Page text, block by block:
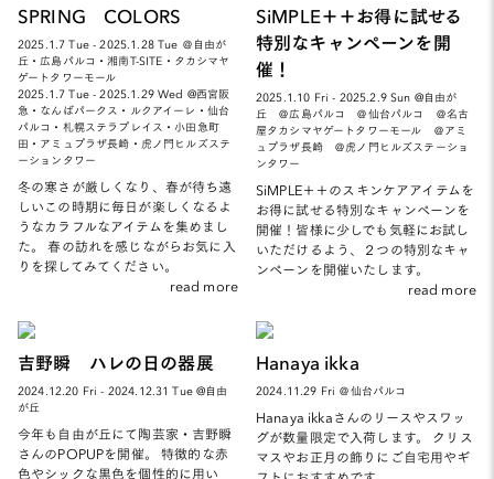
SPRING COLORS
2025.1.7 Tue - 2025.1.28 Tue ＠自由が
丘・広島パルコ・湘南T-SITE・タカシマヤ
ゲートタワーモール
2025.1.7 Tue - 2025.1.29 Wed @西宮阪
急・なんばパークス・ルクアイーレ・仙台
パルコ・札幌ステラプレイス・小田急町
田・アミュプラザ長崎・虎ノ門ヒルズステ
ーションタワー
冬の寒さが厳しくなり、春が待ち遠
しいこの時期に毎日が楽しくなるよ
うなカラフルなアイテムを集めまし
た。 春の訪れを感じながらお気に入
りを探してみてください。
read more
SiMPLE＋＋お得に試せる
特別なキャンペーンを開
催！
2025.1.10 Fri - 2025.2.9 Sun @自由が
丘 ＠広島パルコ ＠仙台パルコ ＠名古
屋タカシマヤゲートタワーモール ＠アミ
ュプラザ長崎 ＠虎ノ門ヒルズステーショ
ンタワー
SiMPLE＋＋のスキンケアアイテムを
お得に試せる特別なキャンペーンを
開催！皆様に少しでも気軽にお試し
いただけるよう、２つの特別なキャ
ンペーンを開催いたします。
read more
吉野瞬 ハレの日の器展
2024.12.20 Fri - 2024.12.31 Tue @自由
が丘
今年も自由が丘にて陶芸家・吉野瞬
さんのPOPUPを開催。 特徴的な赤
色やシックな黒色を個性的に用い
Hanaya ikka
2024.11.29 Fri ＠仙台パルコ
Hanaya ikkaさんのリースやスワッ
グが数量限定で入荷します。 クリス
マスやお正月の飾りにご自宅用やギ